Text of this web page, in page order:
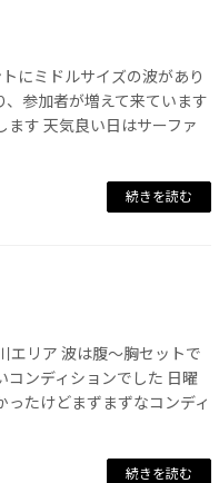
にミドルサイズの波があり
参加者が増えて来ています
す 天気良い日はサーファ
続きを読む
エリア 波は腹〜胸セットで
コンディションでした 日曜
たけどまずまずなコンディ
続きを読む